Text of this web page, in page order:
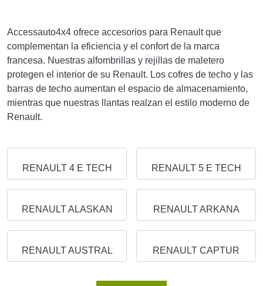
Accessauto4x4 ofrece accesorios para Renault que
complementan la eficiencia y el confort de la marca
francesa. Nuestras alfombrillas y rejillas de maletero
protegen el interior de su Renault. Los cofres de techo y las
barras de techo aumentan el espacio de almacenamiento,
mientras que nuestras llantas realzan el estilo moderno de
Renault.
RENAULT 4 E TECH RENAULT 5 E TECH
RENAULT ALASKAN RENAULT ARKANA
RENAULT AUSTRAL RENAULT CAPTUR